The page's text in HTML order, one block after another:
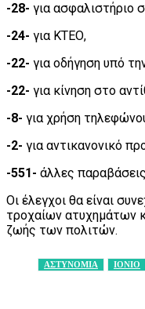
-28- για ασφαλιστήριο
-24- για ΚΤΕΟ,
-22- για οδήγηση υπό
-22- για κίνηση στο
-8- για χρήση
-2- για αντικανονικό
-551- άλλες
Οι έλεγχοι θα είναι
τροχαίων ατυχημάτων
ζωής των πολιτών.
ΑΣΤΥΝΟΜΙΑ ΙΟΝΙΟ